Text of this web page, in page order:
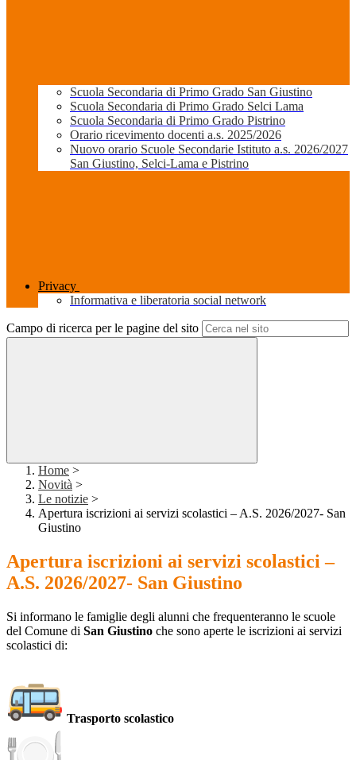
Scuola Secondaria di Primo Grado San Giustino
Scuola Secondaria di Primo Grado Selci Lama
Scuola Secondaria di Primo Grado Pistrino
Orario ricevimento docenti a.s. 2025/2026
Nuovo orario Scuole Secondarie Istituto a.s. 2026/2027
San Giustino, Selci-Lama e Pistrino
Privacy
Informativa e liberatoria social network
Campo di ricerca per le pagine del sito
Home >
Novità >
Le notizie >
Apertura iscrizioni ai servizi scolastici – A.S. 2026/2027- San
Giustino
Apertura iscrizioni ai servizi scolastici –
A.S. 2026/2027- San Giustino
Si informano le famiglie degli alunni che frequenteranno le scuole
del Comune di San Giustino che sono aperte le iscrizioni ai servizi
scolastici di:
Trasporto scolastico